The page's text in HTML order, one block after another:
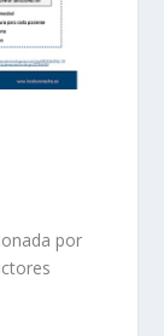
por